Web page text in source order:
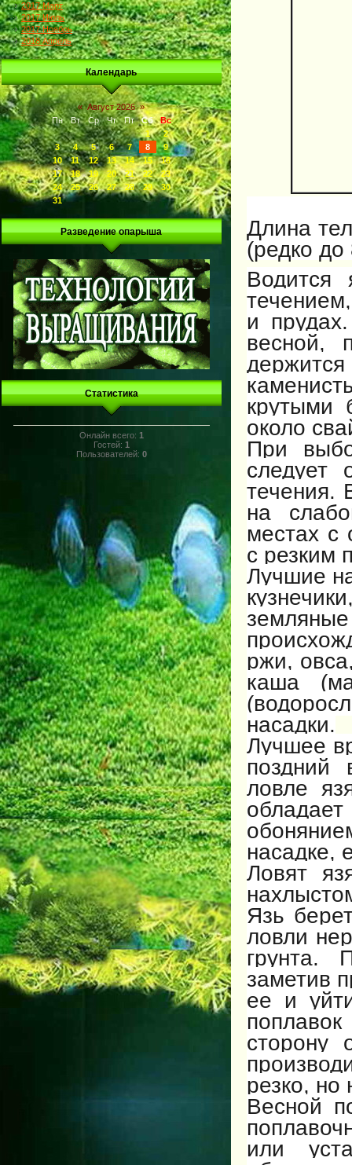
2017 Март
2017 Июль
2017 Ноябрь
2018 Апрель
Календарь
« Август 2026 »
Пн
Вт Ср Чт Пт Сб
Вс
1
2
3
4 5 6 7 8
9
10
11 12 13 14 15
16
17
18 19 20 21 22
23
24
25 26 27 28 29
30
31
Разведение опарыша
Статистика
Онлайн всего: 1
Гостей: 1
Пользователей: 0
Длина
(редко до
Водится
и
весной,
крутыми
около
При
следует
течения.
на
местах с
с резким
Лучшие
ржи,
каша
насадки.
Лучшее
ловле
насадке,
Ловят
Язь
ловли
грунта.
заметив
ее и
сторону
резко, но
Весной
или